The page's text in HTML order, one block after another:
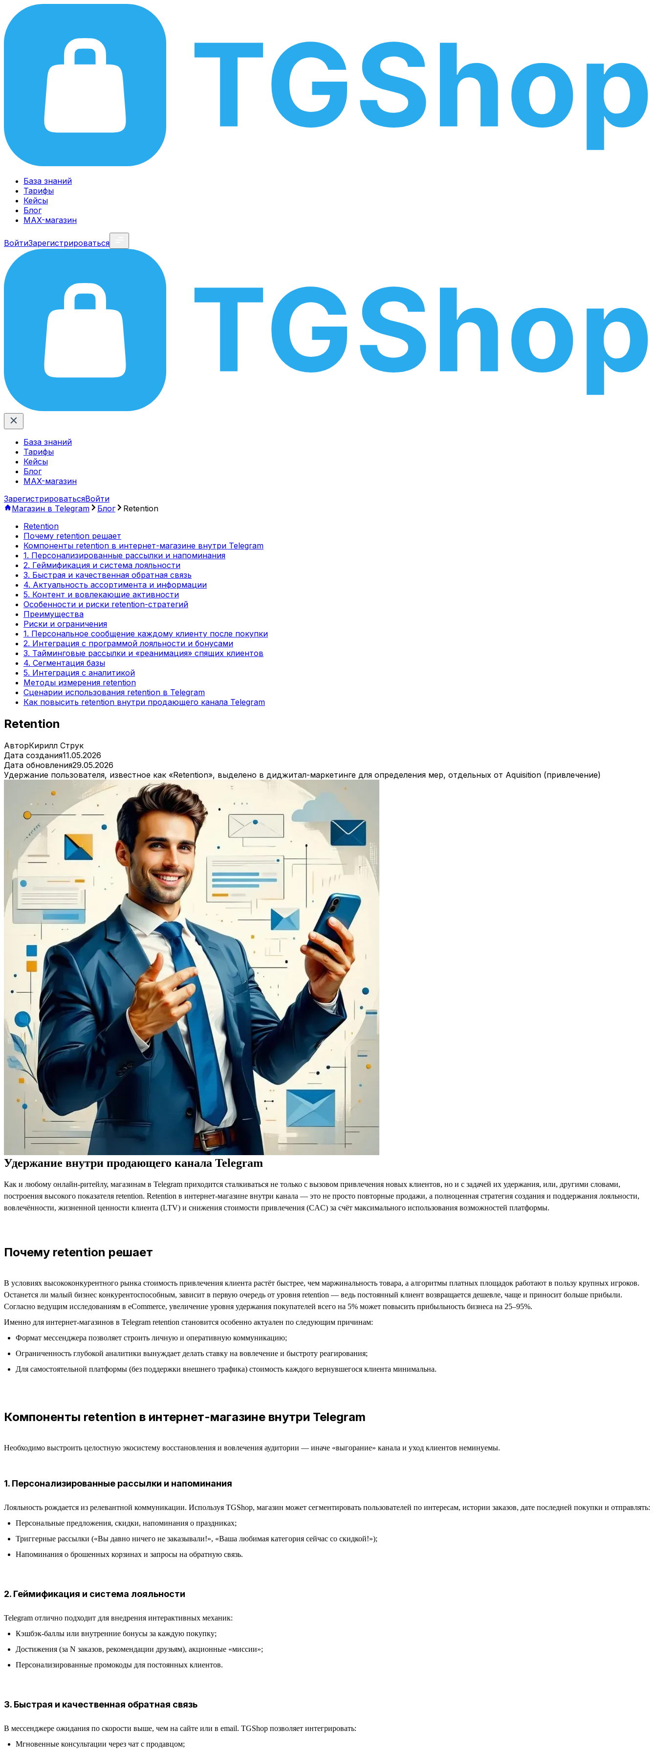
База знаний
Тарифы
Кейсы
Блог
MAX-магазин
ВойтиЗарегистрироваться
База знаний
Тарифы
Кейсы
Блог
MAX-магазин
ЗарегистрироватьсяВойти
Магазин в Telegram
Блог
Retention
Retention
Почему retention решает
Компоненты retention в интернет-магазине внутри Telegram
1. Персонализированные рассылки и напоминания
2. Геймификация и система лояльности
3. Быстрая и качественная обратная связь
4. Актуальность ассортимента и информации
5. Контент и вовлекающие активности
Особенности и риски retention-стратегий
Преимущества
Риски и ограничения
1. Персональное сообщение каждому клиенту после покупки
2. Интеграция с программой лояльности и бонусами
3. Тайминговые рассылки и «реанимация» спящих клиентов
4. Сегментация базы
5. Интеграция с аналитикой
Методы измерения retention
Сценарии использования retention в Telegram
Как повысить retention внутри продающего канала Telegram
Retention
АвторКирилл Струк
Дата создания11.05.2026
Дата обновления29.05.2026
Удержание пользователя, известное как «Retention», выделено в диджитал-маркетинге для определения мер, отдельных от Aquisition (привлечение)
Удержание внутри продающего канала Telegram
Как и любому онлайн-ритейлу, магазинам в Telegram приходится сталкиваться не только с вызовом привлечения новых клиентов, но и с задачей их удержания, или, другими словами,
построения высокого показателя retention. Retention в интернет-магазине внутри канала — это не просто повторные продажи, а полноценная стратегия создания и поддержания лояльности,
вовлечённости, жизненной ценности клиента (LTV) и снижения стоимости привлечения (CAC) за счёт максимального использования возможностей платформы.
Почему retention решает
В условиях высококонкурентного рынка стоимость привлечения клиента растёт быстрее, чем маржинальность товара, а алгоритмы платных площадок работают в пользу крупных игроков.
Останется ли малый бизнес конкурентоспособным, зависит в первую очередь от уровня retention — ведь постоянный клиент возвращается дешевле, чаще и приносит больше прибыли.
Согласно ведущим исследованиям в eCommerce, увеличение уровня удержания покупателей всего на 5% может повысить прибыльность бизнеса на 25–95%.
Именно для интернет-магазинов в Telegram retention становится особенно актуален по следующим причинам:
Формат мессенджера позволяет строить личную и оперативную коммуникацию;
Ограниченность глубокой аналитики вынуждает делать ставку на вовлечение и быстроту реагирования;
Для самостоятельной платформы (без поддержки внешнего трафика) стоимость каждого вернувшегося клиента минимальна.
Компоненты retention в интернет-магазине внутри Telegram
Необходимо выстроить целостную экосистему восстановления и вовлечения аудитории — иначе «выгорание» канала и уход клиентов неминуемы.
1. Персонализированные рассылки и напоминания
Лояльность рождается из релевантной коммуникации. Используя TGShop, магазин может сегментировать пользователей по интересам, истории заказов, дате последней покупки и отправлять:
Персональные предложения, скидки, напоминания о праздниках;
Триггерные рассылки («Вы давно ничего не заказывали!», «Ваша любимая категория сейчас со скидкой!»);
Напоминания о брошенных корзинах и запросы на обратную связь.
2. Геймификация и система лояльности
Telegram отлично подходит для внедрения интерактивных механик:
Кэшбэк-баллы или внутренние бонусы за каждую покупку;
Достижения (за N заказов, рекомендации друзьям), акционные «миссии»;
Персонализированные промокоды для постоянных клиентов.
3. Быстрая и качественная обратная связь
В мессенджере ожидания по скорости выше, чем на сайте или в email. TGShop позволяет интегрировать:
Мгновенные консультации через чат с продавцом;